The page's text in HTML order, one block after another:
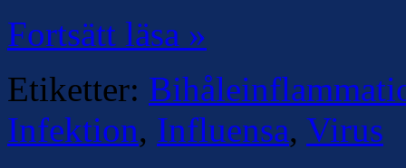
Fortsätt läsa »
Etiketter:
Infektion, Influensa, Virus